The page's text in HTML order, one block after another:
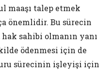
maaşı talep etmek
önemlidir. Bu sürecin
sahibi olmanın yanı
ödenmesi için de
sürecinin işleyişi için